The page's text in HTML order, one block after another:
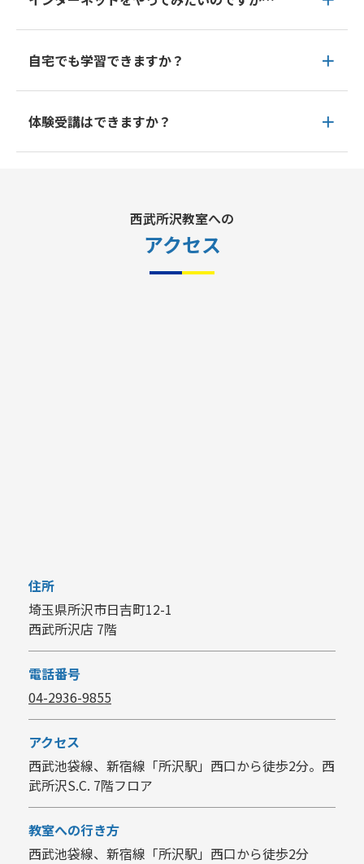
自宅でも学習できますか？
体験受講はできますか？
西武所沢教室への
アクセス
住所
埼玉県所沢市日吉町12-1
西武所沢店 7階
電話番号
04-2936-9855
アクセス
西武池袋線、新宿線「所沢駅」西口から徒歩2分。西
武所沢S.C. 7階フロア
教室への行き方
西武池袋線、新宿線「所沢駅」西口から徒歩2分